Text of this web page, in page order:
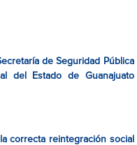
de Seguridad Pública
del Estado de Guanajuato
correcta reintegración social